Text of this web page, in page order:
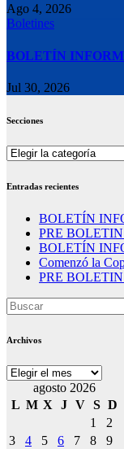
Ago 4, 2026
Boletines
BOLETÍN
Jul 30, 2026
Secciones
Secciones
Entradas recientes
BOLETÍN
PRE BOLETIN
BOLETÍN
Comenzó la
PRE BOLETIN
Archivos
Archivos
agosto 2026
L M X J V S D
1
2
3
4 5 6 7 8
9